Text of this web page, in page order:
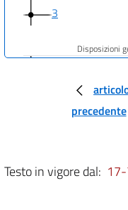
3
Disposizioni
Disposizioni generali
precedente
Testo in vigore dal: